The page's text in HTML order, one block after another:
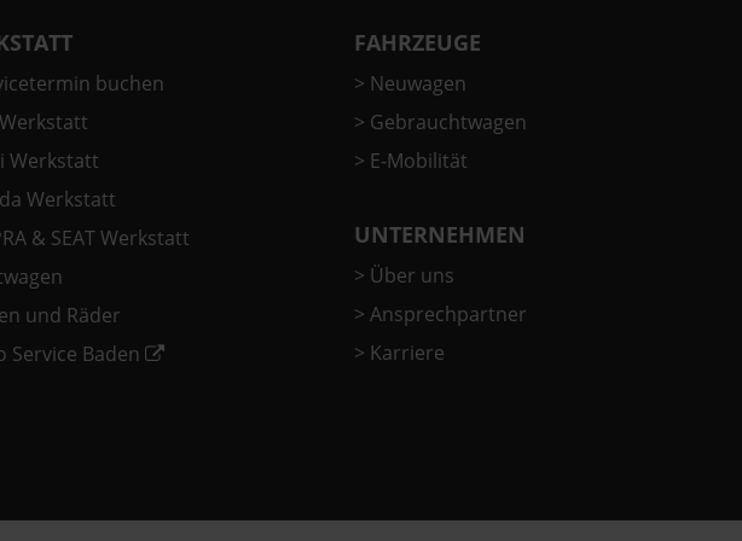
buchen
Werkstatt
Werkstatt
& SEAT Werkstatt
und Räder
Service Baden
FAHRZEUGE
> Neuwagen
> Gebrauchtwagen
> E-Mobilität
UNTERNEHMEN
> Über uns
> Ansprechpartner
> Karriere